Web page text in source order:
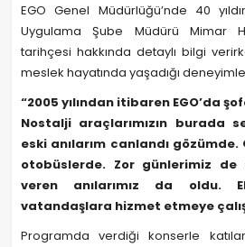
EGO Genel Müdürlüğü’nde 40
Uygulama Şube Müdürü Mimar
tarihçesi hakkında detaylı bilgi
meslek hayatında yaşadığı
“2005 yılından itibaren EGO’da
Nostalji araçlarımızın burada
eski anılarım canlandı gözümde.
otobüslerde. Zor günlerimiz de
veren anılarımız da oldu.
vatandaşlara hizmet etmeye
Programda verdiği konserle